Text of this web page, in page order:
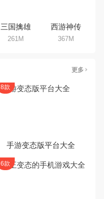
三国擒雄
261M
西游神传
367M
更多
手游变态版平台大全
8款
6款